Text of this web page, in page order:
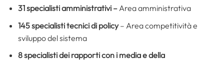
31specialisti amministrativi – Area amministrativa
145specialisti tecnici di policy– Area competitività e
sviluppo del sistema
8specialisti dei rapporti con i media e della